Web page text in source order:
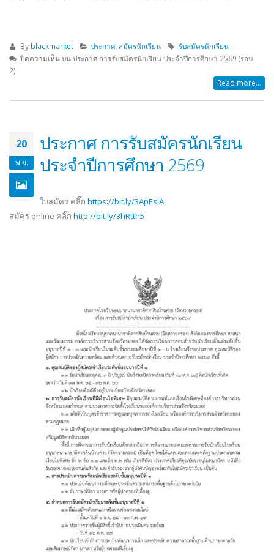
By blackmarket ประกาศ ,สมัครนักเรียน
รับสมัครนักเรียน
ปิดความเห็นบน ประกาศ การรับสมัครนักเรียน ประจำปีการศึกษา 2569 (รอบ
2)
Read more...
20
พ.ย.
ประกาศ การรับสมัครนักเรียน
ประจำปีการศึกษา 2569
ใบสมัคร คลิ๊ก https://bit.ly/3ApEsIA
สมัคร online คลิ๊ก http://bit.ly/3hRtth5
ประกวดราคาจ้างก่อสร้างโครงการ
ปรับปรุงอาคารอเนกประสงค์ (โดมแดง)
ภายในพื้นที่โรงเรียนฯ ด้วยวิธีปรกวดราคา
อิเล็กทรอนิกส์ (e-bidding)
21/07/2026
ประกาศองค์การบริหารส่วนจังหวัดระยอง
ร่าง ประกาศ องค์การบริหารส่วนจังหวัด
ระยอง เรื่อง ประกวดราคาจ้างก่อสร้าง
โครงการปรับปรุงอาคารอเนกประสงค์
(โดมแดง) ภายในพื้นที่โรงเรียนฯ
06/06/2026
ศึกษา ค่าหนังสือเรียน ด้วยวิธีป
ราคาอิเล็กทรอนิกส์ (e-bidding)
16/04/2026
อิเล็กทรอนิกส์ (e-bidding)
01/04/2026